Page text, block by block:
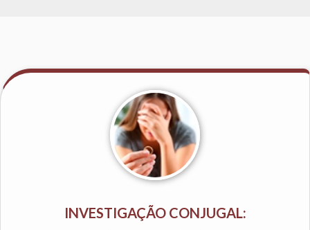
INVESTIGAÇÃO CONJUGAL: